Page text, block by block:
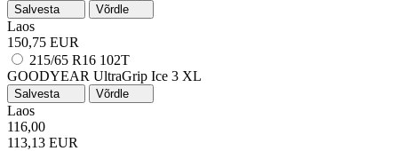
Salvesta Võrdle
Laos
150,75 EUR
215/65 R16 102T
GOODYEAR UltraGrip Ice 3 XL
Salvesta Võrdle
Laos
116,00
113,13 EUR